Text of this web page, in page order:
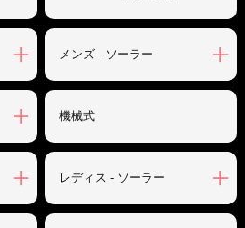
メンズ - ソーラー
機械式
レディス - ソーラー